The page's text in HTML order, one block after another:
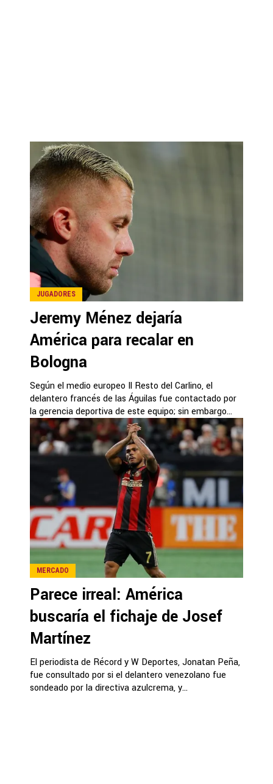
JUGADORES
Jeremy Ménez dejaría
América para recalar en
Bologna
Según el medio europeo Il Resto del Carlino, el
delantero francés de las Águilas fue contactado por
la gerencia deportiva de este equipo; sin embargo...
MERCADO
Parece irreal: América
buscaría el fichaje de Josef
Martínez
El periodista de Récord y W Deportes, Jonatan Peña,
fue consultado por si el delantero venezolano fue
sondeado por la directiva azulcrema, y...